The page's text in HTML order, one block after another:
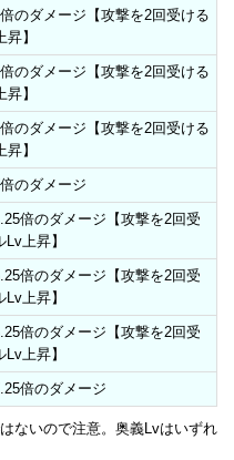
のダメージ【攻撃を2回受ける
】
のダメージ【攻撃を2回受ける
】
のダメージ【攻撃を2回受ける
】
のダメージ
倍のダメージ【攻撃を2回受
上昇】
倍のダメージ【攻撃を2回受
上昇】
倍のダメージ【攻撃を2回受
上昇】
倍のダメージ
ないので注意。奥義Lvはいずれ